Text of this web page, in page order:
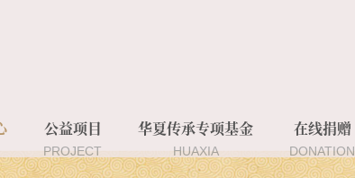
公益项目
PROJECT
华夏传承专项基金
HUAXIA
在线捐赠
DONATION